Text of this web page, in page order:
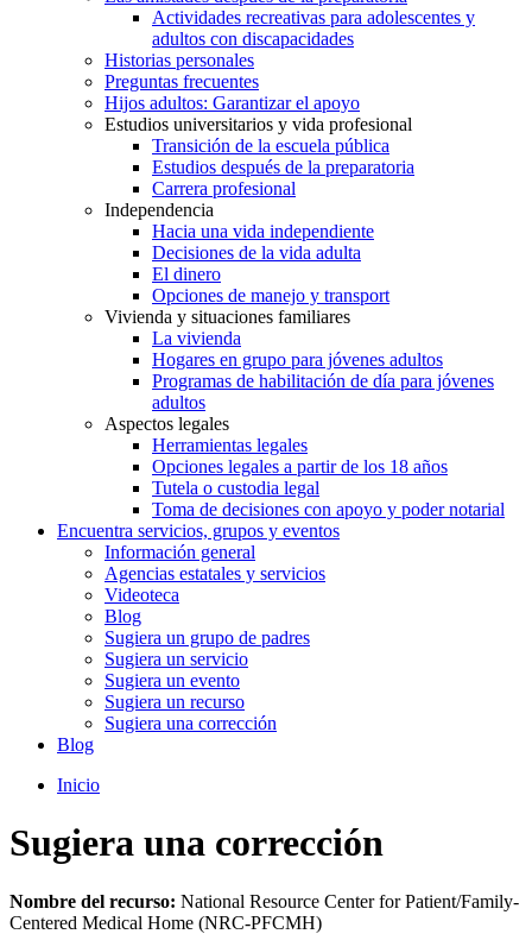
Actividades recreativas para adolescentes y
adultos con discapacidades
Historias personales
Preguntas frecuentes
Hijos adultos: Garantizar el apoyo
Estudios universitarios y vida profesional
Transición de la escuela pública
Estudios después de la preparatoria
Carrera profesional
Independencia
Hacia una vida independiente
Decisiones de la vida adulta
El dinero
Opciones de manejo y transport
Vivienda y situaciones familiares
La vivienda
Hogares en grupo para jóvenes adultos
Programas de habilitación de día para jóvenes
adultos
Aspectos legales
Herramientas legales
Opciones legales a partir de los 18 años
Tutela o custodia legal
Toma de decisiones con apoyo y poder notarial
Encuentra servicios, grupos y eventos
Información general
Agencias estatales y servicios
Videoteca
Blog
Sugiera un grupo de padres
Sugiera un servicio
Sugiera un evento
Sugiera un recurso
Sugiera una corrección
Blog
Inicio
Sugiera una corrección
Leave
this
Nombre del recurso: National Resource Center for Patient/Family-
Centered Medical Home (NRC-PFCMH)